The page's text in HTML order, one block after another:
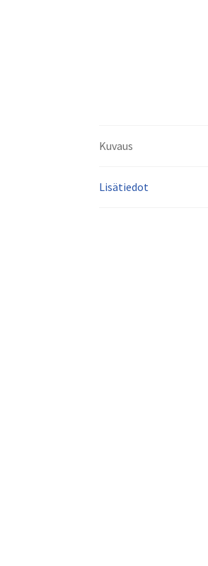
Kuvaus
Lisätiedot